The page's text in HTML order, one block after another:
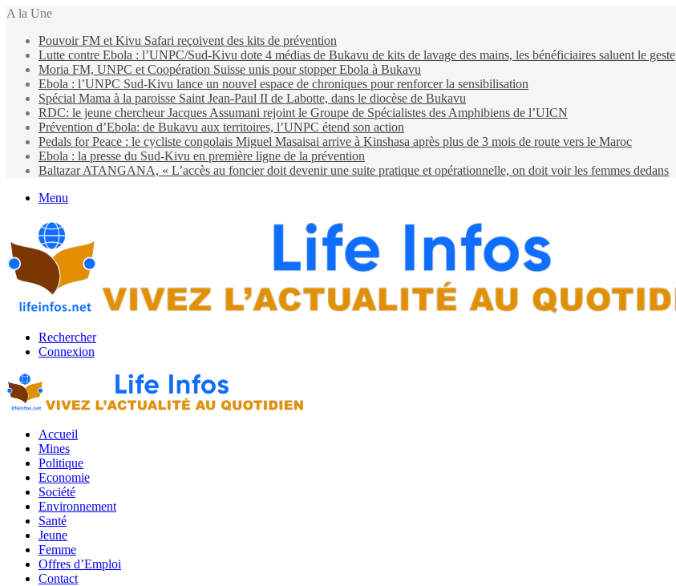
A la Une
Pouvoir FM et Kivu Safari reçoivent des kits de prévention
Lutte contre Ebola : l’UNPC/Sud-Kivu dote 4 médias de Bukavu de kits de lavage des mains, les bénéficiaires saluent le geste
Moria FM, UNPC et Coopération Suisse unis pour stopper Ebola à Bukavu
Ebola : l’UNPC Sud-Kivu lance un nouvel espace de chroniques pour renforcer la sensibilisation
Spécial Mama à la paroisse Saint Jean-Paul II de Labotte, dans le diocèse de Bukavu
RDC: le jeune chercheur Jacques Assumani rejoint le Groupe de Spécialistes des Amphibiens de l’UICN
Prévention d’Ebola: de Bukavu aux territoires, l’UNPC étend son action
Pedals for Peace : le cycliste congolais Miguel Masaisai arrive à Kinshasa après plus de 3 mois de route vers le Maroc
Ebola : la presse du Sud-Kivu en première ligne de la prévention
Baltazar ATANGANA, « L’accès au foncier doit devenir une suite pratique et opérationnelle, on doit voir les femmes dedans
Menu
Rechercher
Connexion
Accueil
Mines
Politique
Economie
Société
Environnement
Santé
Jeune
Femme
Offres d’Emploi
Contact